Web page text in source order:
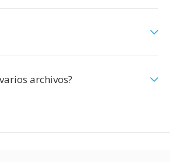
archivos?